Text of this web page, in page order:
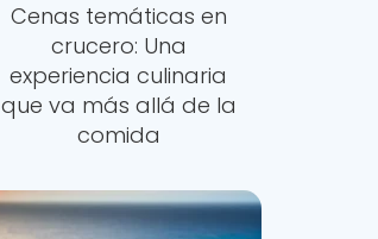
Cenas temáticas en
crucero: Una
experiencia culinaria
que va más allá de la
comida